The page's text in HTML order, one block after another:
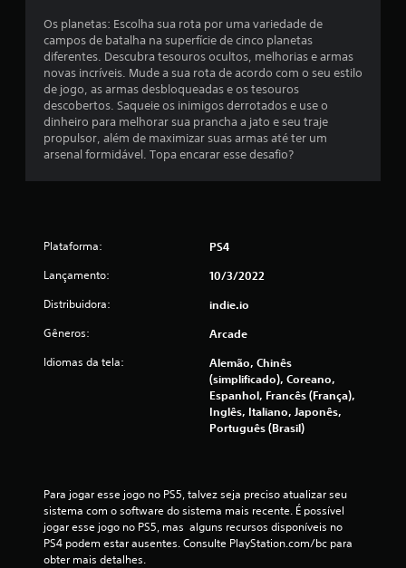
Os planetas: Escolha sua rota por uma variedade de
campos de batalha na superfície de cinco planetas
diferentes. Descubra tesouros ocultos, melhorias e armas
novas incríveis. Mude a sua rota de acordo com o seu estilo
de jogo, as armas desbloqueadas e os tesouros
descobertos. Saqueie os inimigos derrotados e use o
dinheiro para melhorar sua prancha a jato e seu traje
propulsor, além de maximizar suas armas até ter um
arsenal formidável. Topa encarar esse desafio?
Plataforma: PS4
Lançamento: 10/3/2022
Distribuidora: indie.io
Gêneros: Arcade
Idiomas da tela:
Alemão, Chinês
(simplificado), Coreano,
Espanhol, Francês (França),
Inglês, Italiano, Japonês,
Português (Brasil)
Para jogar esse jogo no PS5, talvez seja preciso atualizar seu
sistema com o software do sistema mais recente. É possível
jogar esse jogo no PS5, mas  alguns recursos disponíveis no
PS4 podem estar ausentes. Consulte PlayStation.com/bc para
obter mais detalhes.